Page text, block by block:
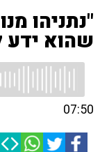
"נתניהו
שהוא ידע
07:50